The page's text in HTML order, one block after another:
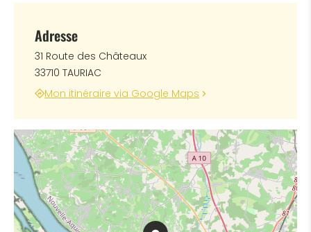
Adresse
31 Route des Châteaux
33710 TAURIAC
Mon itinéraire via Google Maps